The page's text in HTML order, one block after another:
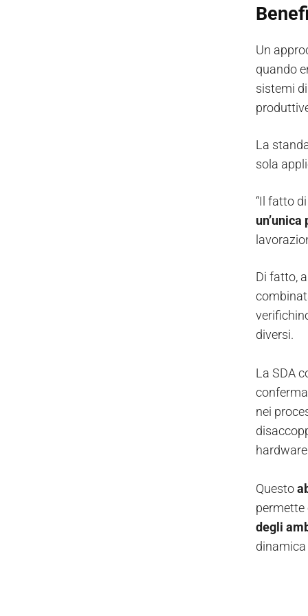
Un
quando
sistemi
La
sola
“Il fatto
Di fatto,
diversi.
La SDA
conferma
nei
Questo
permette
degli